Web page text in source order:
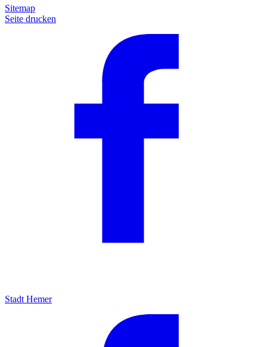
Sitemap
Seite drucken
Stadt Hemer